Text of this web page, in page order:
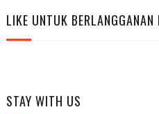
LIKE UNTUK
STAY WITH US